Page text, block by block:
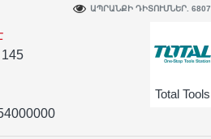
145
Total Tools
ԱՊՐԱՆՔԻ ԴԻՏՈՒՄՆԵՐ. 6807